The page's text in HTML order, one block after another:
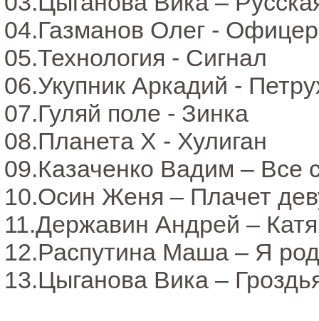
04.Газманов Олег -
05.Технология - Сигнал
06.Укупник Аркадий -
07.Гуляй поле - Зинка
08.Планета Х - Хулиган
09.Казаченко Вадим – Все
10.Осин Женя – Плачет
11.Державин Андрей –
12.Распутина Маша – Я
13.Цыганова Вика –